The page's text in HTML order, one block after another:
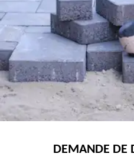
DEMANDE DE